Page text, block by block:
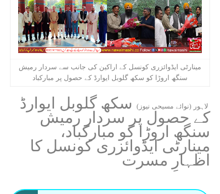
مینارٹی ایڈوائزری کونسل کے اراکین کی جانب سے سردار رمیش
سنگھ اروڑا کو سکھ گلوبل ایوارڈ کے حصول پر مبارکباد
لاہور (نوائے مسیحی نیوز)
سکھ گلوبل ایوارڈ
کے حصول پر سردار رمیش
سنگھ اروڑا کو مبارکباد،
مینارٹی ایڈوائزری کونسل کا
اظہارِ مسرت